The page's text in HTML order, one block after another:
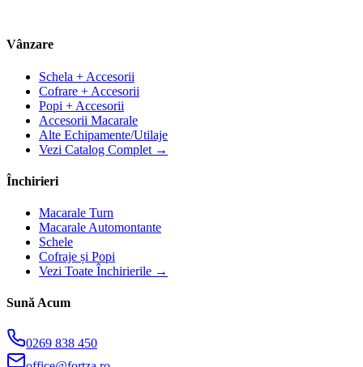
Vânzare
Schela + Accesorii
Cofrare + Accesorii
Popi + Accesorii
Accesorii Macarale
Alte Echipamente/Utilaje
Vezi Catalog Complet →
Închirieri
Macarale Turn
Macarale Automontante
Schele
Cofraje și Popi
Vezi Toate Închirierile →
Sună Acum
0269 838 450